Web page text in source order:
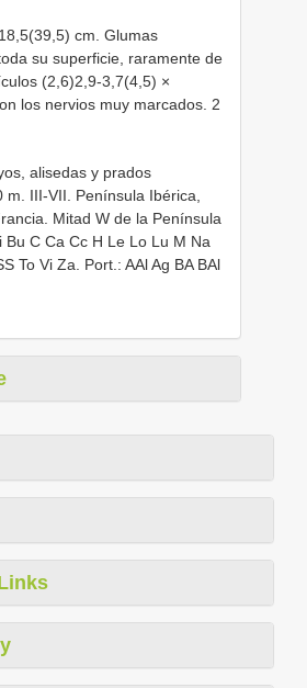
cm. Glumas
su superficie, raramente de
(2,6)2,9-3,7(4,5) ×
los nervios muy marcados. 2
alisedas y prados
III-VII. Península Ibérica,
Mitad W de la Península
Bu C Ca Cc H Le Lo Lu M Na
To Vi Za. Port.: AAl Ag BA BAl